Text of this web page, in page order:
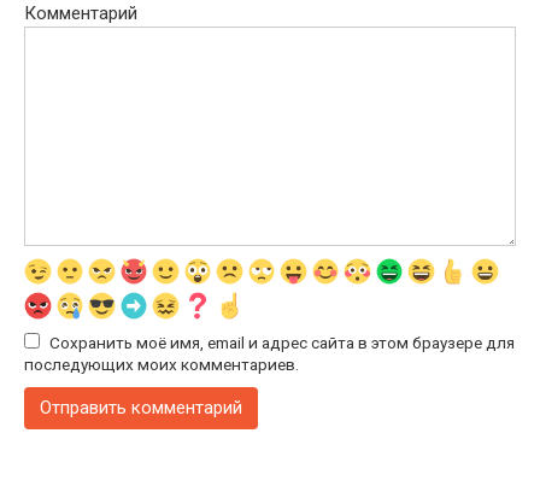
Комментарий
Сохранить моё имя, email и адрес сайта в этом браузере для
последующих моих комментариев.